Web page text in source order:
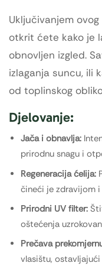
Uključivanjem
otkrit ćete kako je
obnovljen izgled.
izlaganja suncu, ili
od toplinskog
Djelovanje:
Jača i obnavlja:
prirodnu snagu i
Regeneracija ćelija:
čineći je zdravijom
Prirodni UV filter:
oštećenja
Prečava
vlasištu,